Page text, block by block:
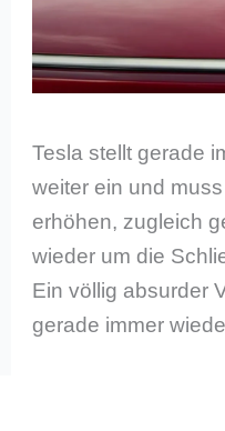
Tesla stellt gerade
weiter ein und
erhöhen, zugleich
wieder um die
Ein völlig absurder
gerade immer